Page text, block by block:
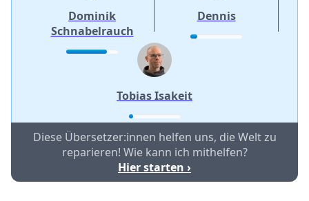
Dominik
Schnabelrauch
Dennis
Tobias Isakeit
Diese Übersetzer:innen helfen uns, die Welt zu
reparieren! Wie kann ich mithelfen?
Hier starten ›